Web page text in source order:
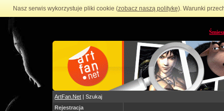
Nasz serwis wykorzystuje pliki cookie (zobacz naszą politykę). Warunki
ArtFan.Net | Szukaj
Rejestracja